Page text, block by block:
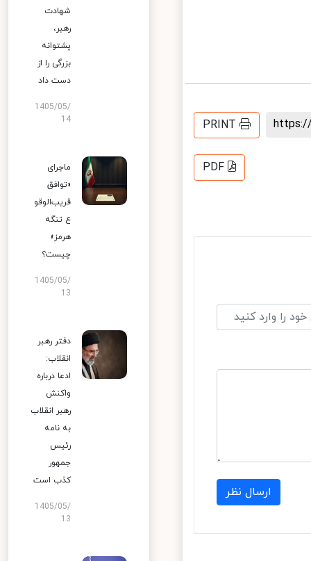
PRINT
PDF
ارسال نظر
شهادت
رهبر،
پشتوانه
بزرگی را از
دست داد
1405/05/
14
ماجرای
«توافق
قریب‌الوقو
ع تنگه
هرمز»
چیست؟
1405/05/
13
دفتر رهبر
انقلاب:
ادعا درباره
واکنش
رهبر انقلاب
به نامه
رئیس
جمهور
کذب است
1405/05/
13